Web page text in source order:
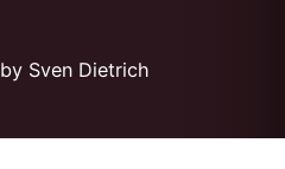
by Sven Dietrich